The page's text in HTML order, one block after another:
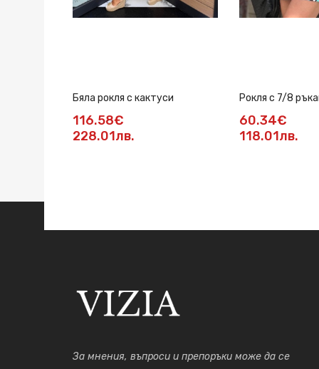
Бяла рокля с кактуси
116.58€
228.01лв.
Рокля с 7/8
60.34€
118.01лв.
За мнения, въпроси и препоръки може да се